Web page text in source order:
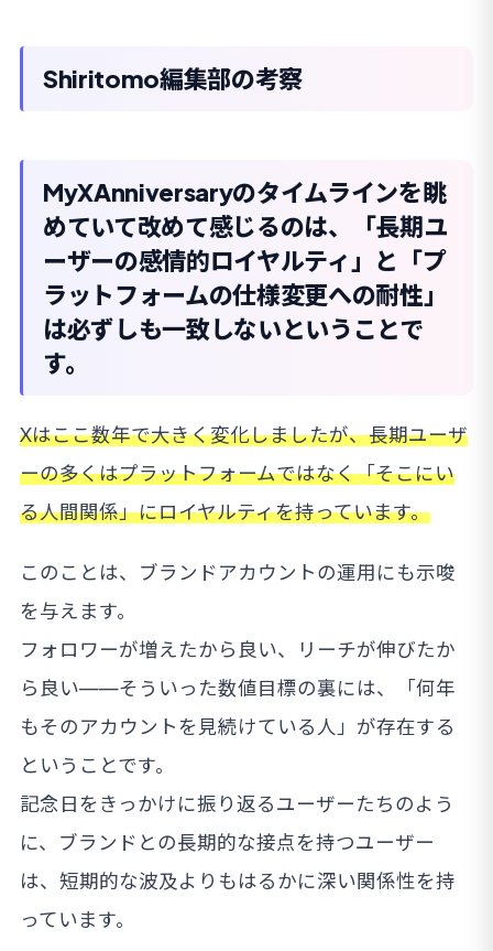
Shiritomo編集部の考察
MyXAnniversaryのタイムラインを眺
めていて改めて感じるのは、「長期ユ
ーザーの感情的ロイヤルティ」と「プ
ラットフォームの仕様変更への耐性」
は必ずしも一致しないということで
す。
Xはここ数年で大きく変化しましたが、長期ユーザ
ーの多くはプラットフォームではなく「そこにい
る人間関係」にロイヤルティを持っています。
このことは、ブランドアカウントの運用にも示唆
を与えます。
フォロワーが増えたから良い、リーチが伸びたか
ら良い——そういった数値目標の裏には、「何年
もそのアカウントを見続けている人」が存在する
ということです。
記念日をきっかけに振り返るユーザーたちのよう
に、ブランドとの長期的な接点を持つユーザー
は、短期的な波及よりもはるかに深い関係性を持
っています。